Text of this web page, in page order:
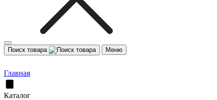
Поиск товара Меню
Главная
Каталог